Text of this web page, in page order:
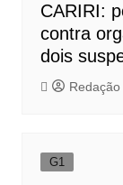
CARIRI:
contra
dois
Redação
G1